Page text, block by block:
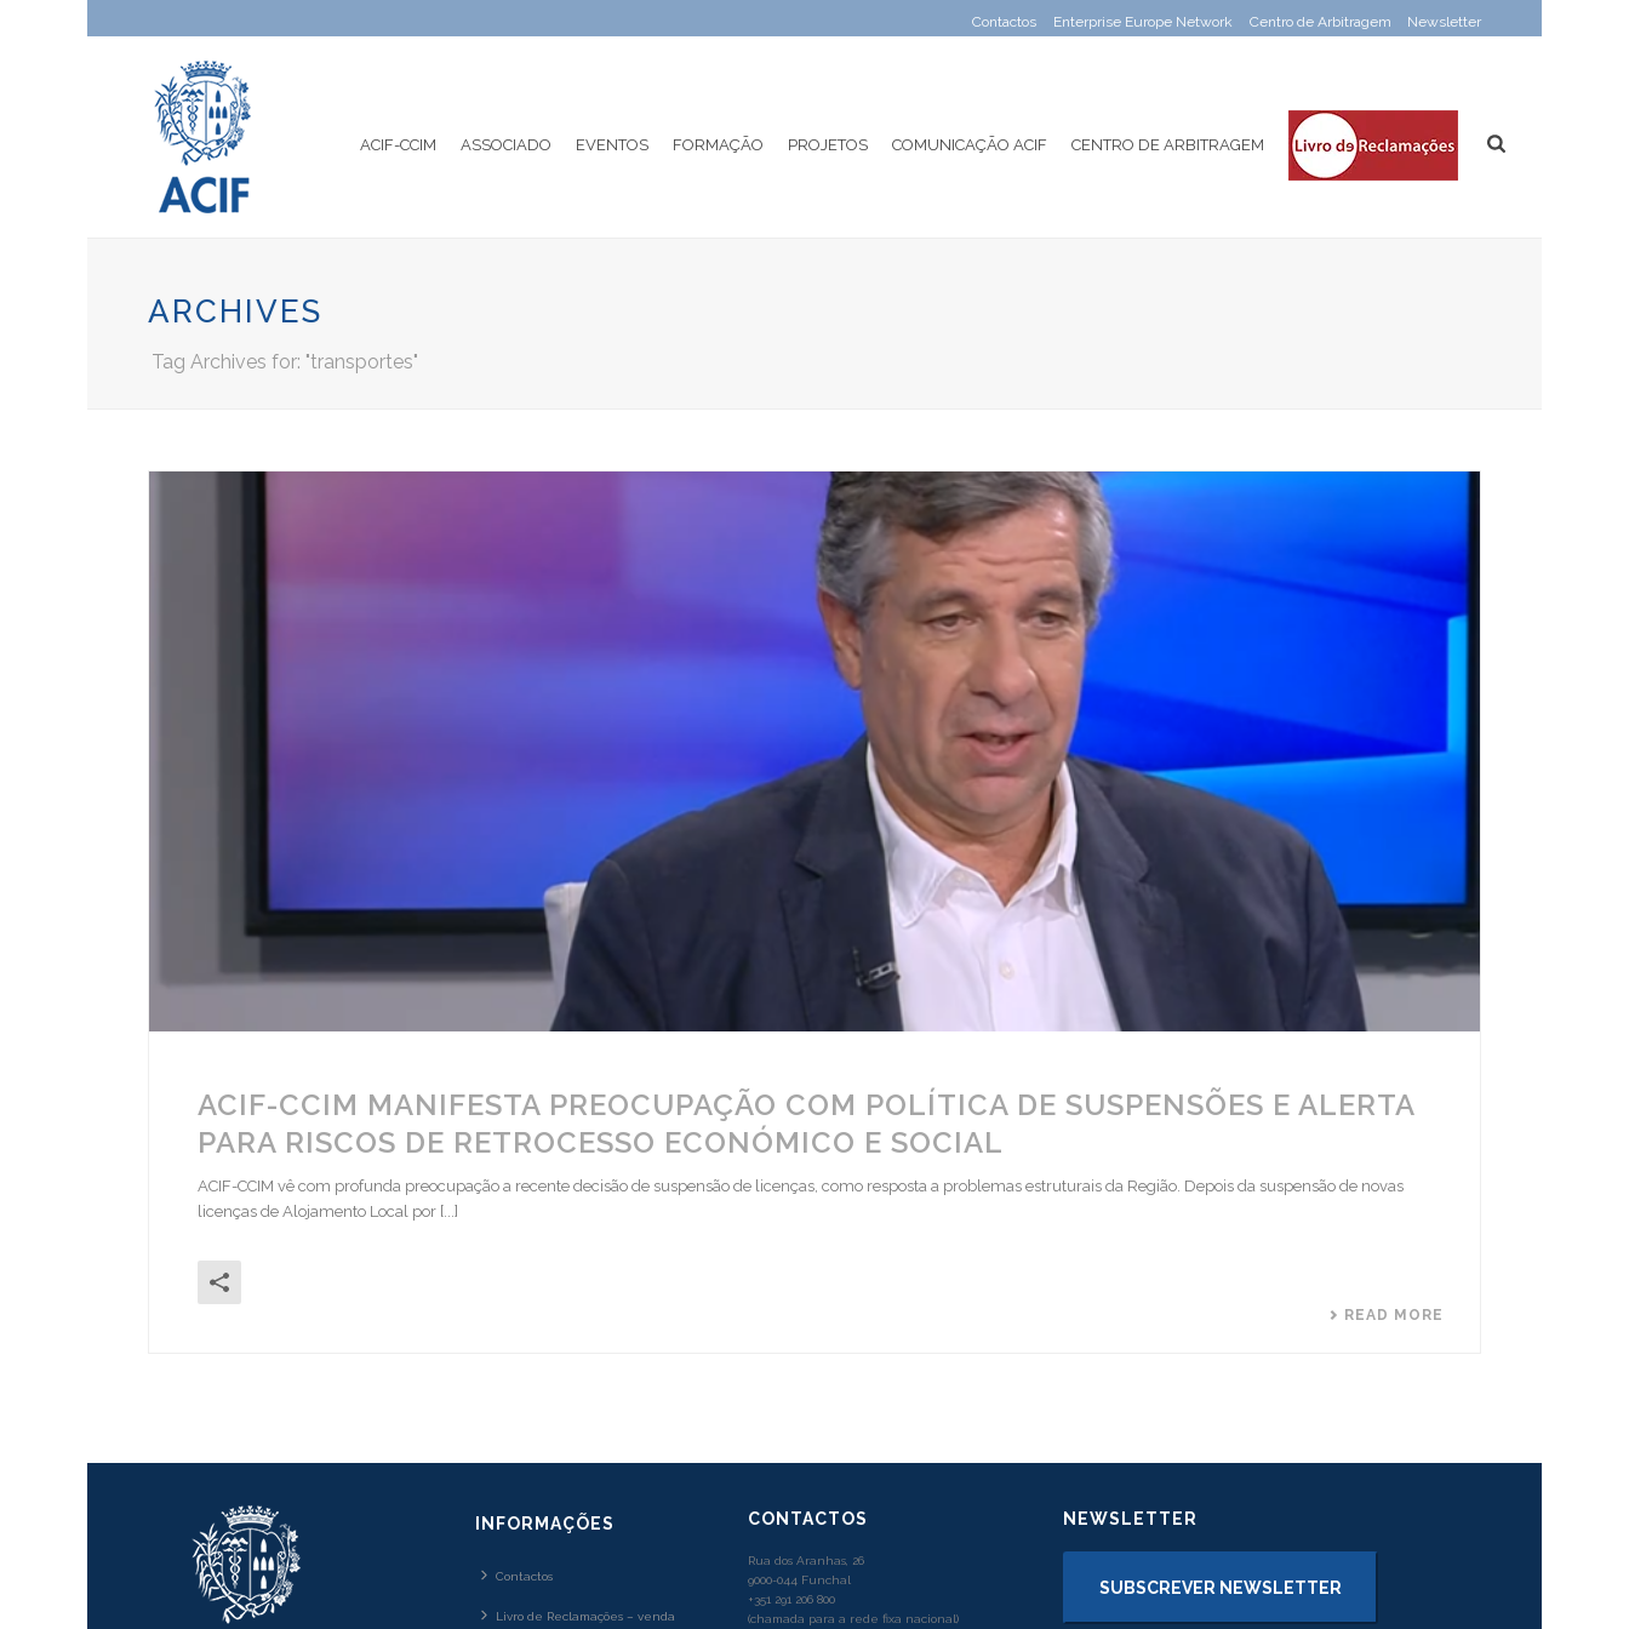
Newsletter
Contactos Enterprise Europe Network Centro de Arbitragem
ACIF-CCIM ASSOCIADO EVENTOS FORMAÇÃO PROJETOS COMUNICAÇÃO ACIF CENTRO DE ARBITRAGEM
ARCHIVES
Tag Archives for: "transportes"
ACIF-CCIM MANIFESTA PREOCUPAÇÃO COM POLÍTICA DE SUSPENSÕES E ALERTA
PARA RISCOS DE RETROCESSO ECONÓMICO E SOCIAL
ACIF-CCIM vê com profunda preocupação a recente decisão de suspensão de licenças, como resposta a problemas estruturais da Região. Depois da suspensão de novas
licenças de Alojamento Local por [...]
READ MORE
INFORMAÇÕES
Contactos
Livro de Reclamações – venda
CONTACTOS
Rua dos Aranhas, 26
9000-044 Funchal
+351 291 206 800
(chamada para a rede fixa nacional)
NEWSLETTER
SUBSCREVER NEWSLETTER